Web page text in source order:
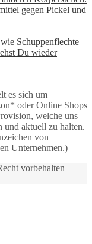
es sich um
oder Online Shops
welche uns
und aktuell zu halten.
von
Unternehmen.)
vorbehalten